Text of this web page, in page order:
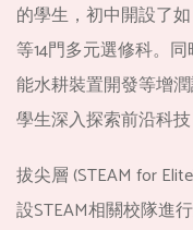
的學生，初中開設了
等14門多元選修科。
能水耕裝置開發等增
學生深入探索前沿科
拔尖層 (STEAM for
設STEAM相關校隊進